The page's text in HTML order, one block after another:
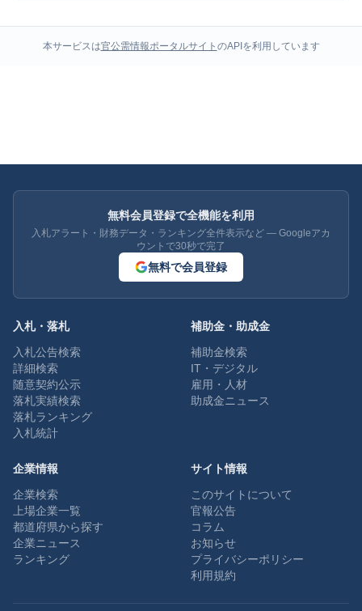
本サービスは官公需情報ポータルサイト のAPIを利用しています
無料会員登録で全機能を利用
入札アラート・財務データ・ランキング全件表示など — Googleアカ
ウントで30秒で完了
無料で会員登録
入札・落札
入札公告検索
詳細検索
随意契約公示
落札実績検索
落札ランキング
入札統計
補助金・助成金
補助金検索
IT・デジタル
雇用・人材
助成金ニュース
企業情報
企業検索
上場企業一覧
都道府県から探す
企業ニュース
ランキング
サイト情報
このサイトについて
官報公告
コラム
お知らせ
プライバシーポリシー
利用規約